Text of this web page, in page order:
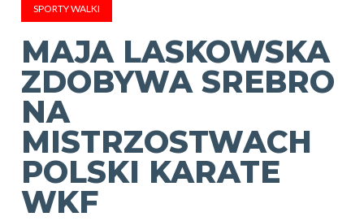
SPORTY WALKI
MAJA LASKOWSKA
ZDOBYWA SREBRO
NA
MISTRZOSTWACH
POLSKI KARATE
WKF